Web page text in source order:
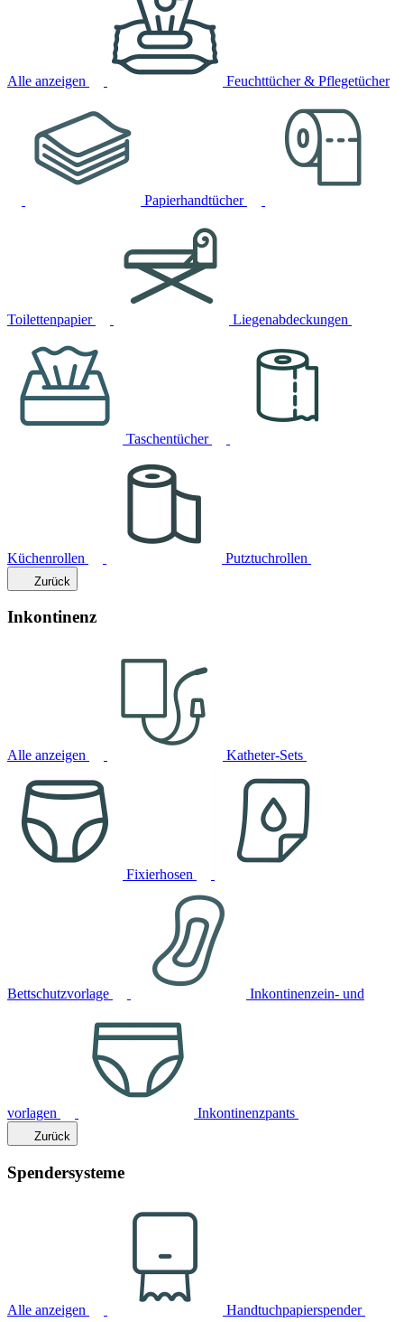
Alle anzeigen Feuchttücher & Pflegetücher
Papierhandtücher
Toilettenpapier Liegenabdeckungen
Taschentücher
Küchenrollen Putztuchrollen
Zurück
Inkontinenz
Alle anzeigen Katheter-Sets
Fixierhosen
Bettschutzvorlage Inkontinenzein- und
vorlagen Inkontinenzpants
Zurück
Spendersysteme
Alle anzeigen Handtuchpapierspender